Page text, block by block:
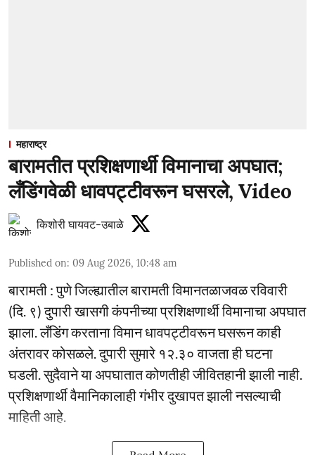
महाराष्ट्र
बारामतीत प्रशिक्षणार्थी विमानाचा अपघात;
लँडिंगवेळी धावपट्टीवरून घसरले, Video
किशोरी घायवट-उबाळे
Published on: 09 Aug 2026, 10:48 am
बारामती : पुणे जिल्ह्यातील बारामती विमानतळाजवळ रविवारी
(दि. ९) दुपारी खासगी कंपनीच्या प्रशिक्षणार्थी विमानाचा अपघात
झाला. लँडिंग करताना विमान धावपट्टीवरून घसरून काही
अंतरावर कोसळले. दुपारी सुमारे १२.३० वाजता ही घटना
घडली. सुदैवाने या अपघातात कोणतीही जीवितहानी झाली नाही.
प्रशिक्षणार्थी वैमानिकालाही गंभीर दुखापत झाली नसल्याची
माहिती आहे.